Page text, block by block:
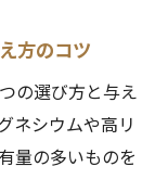
方のコツ
の選び方と与え
ネシウムや高リ
量の多いものを